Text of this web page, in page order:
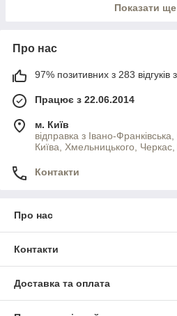
Показати ще
Про нас
97% позитивних з 283 відгуків
Працює з 22.06.2014
м. Київ
відправка з Івано-
Київа, Хмельницького, Черкас,
Контакти
Про нас
Контакти
Доставка та оплата